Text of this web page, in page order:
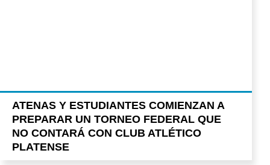
ATENAS Y ESTUDIANTES COMIENZAN A
PREPARAR UN TORNEO FEDERAL QUE
NO CONTARÁ CON CLUB ATLÉTICO
PLATENSE